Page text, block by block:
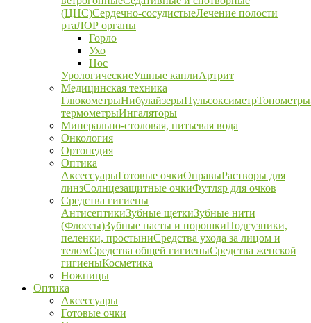
(ЦНС)Сердечно-сосудистыеЛечение полости
ртаЛОР органы
Горло
Ухо
Нос
УрологическиеУшные каплиАртрит
Медицинская техника
ГлюкометрыНибулайзерыПульсоксиметрТонометры
термометрыИнгаляторы
Минерально-столовая, питьевая вода
Онкология
Ортопедия
Оптика
АксессуарыГотовые очкиОправыРастворы для
линзСолнцезащитные очкиФутляр для очков
Средства гигиены
АнтисептикиЗубные щеткиЗубные нити
(Флоссы)Зубные пасты и порошкиПодгузники,
пеленки, простыниСредства ухода за лицом и
теломСредства общей гигиеныСредства женской
гигиеныКосметика
Ножницы
Оптика
Аксессуары
Готовые очки